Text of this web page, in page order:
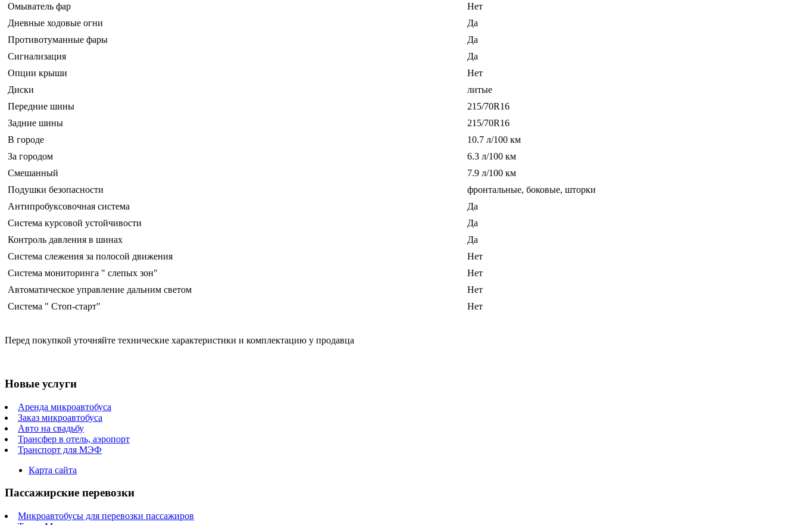
Омыватель фар
Нет
Дневные ходовые огни
Да
Противотуманные фары
Да
Сигнализация
Да
Опции крыши
Нет
Диски
литые
Передние шины
215/70R16
Задние шины
215/70R16
В городе
10.7 л/100 км
За городом
6.3 л/100 км
Смешанный
7.9 л/100 км
Подушки безопасности
фронтальные, боковые, шторки
Антипробуксовочная система
Да
Система курсовой устойчивости
Да
Контроль давления в шинах
Да
Система слежения за полосой движения
Нет
Система мониторинга " слепых зон"
Нет
Автоматическое управление дальним светом
Нет
Система " Стоп-старт"
Нет
Перед покупкой уточняйте технические характеристики и комплектацию у продавца
Новые услуги
Аренда микроавтобуса
Заказ микроавтобуса
Авто на свадьбу
Трансфер в отель, аэропорт
Транспорт для МЭФ
Карта сайта
Пассажирские перевозки
Микроавтобусы для перевозки пассажиров